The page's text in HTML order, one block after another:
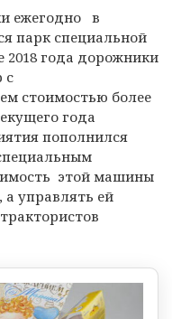
ежегодно в
парк специальной
2018 года дорожники
с
стоимостью более
года
пополнился
этой машины
управлять ей